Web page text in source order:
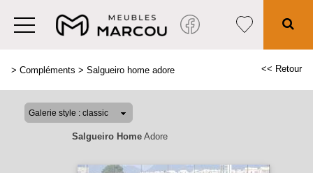
> Compléments > Salgueiro home adore << Retour
Salgueiro HomeAdore